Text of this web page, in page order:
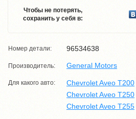
Чтобы не потерять,
сохранить у себя в:
Номер детали: 96534638
Производитель: General Motors
Для какого авто:
Chevrolet Aveo T200
Chevrolet Aveo T250
Chevrolet Aveo T255